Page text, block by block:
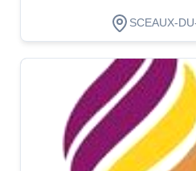
SCEAUX-
Dégustation